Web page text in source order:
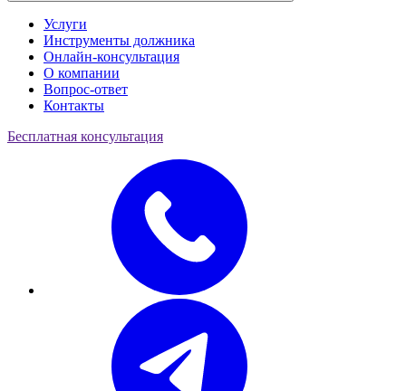
Услуги
Инструменты должника
Онлайн-консультация
О компании
Вопрос-ответ
Контакты
Бесплатная консультация